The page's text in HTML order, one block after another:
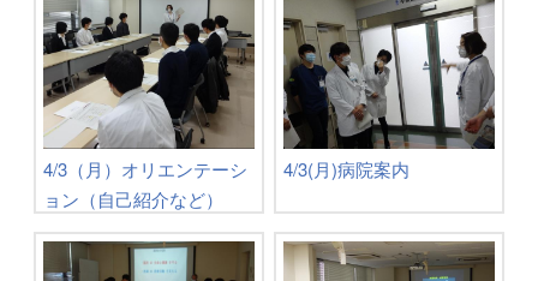
4/3（月）オリエンテーシ
ョン（自己紹介など）
4/3(月)病院案内